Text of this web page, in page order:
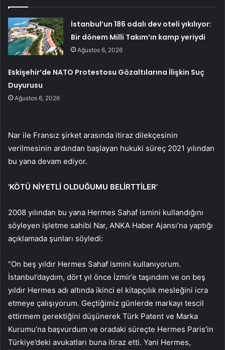
İstanbul’un 186 odalı dev oteli yıkılıyor:
Bir dönem Milli Takım’ın kamp yeriydi
Ağustos 6, 2026
Eskişehir’de NATO Protestosu Gözaltılarına İlişkin Suç
Duyurusu
Ağustos 6, 2026
Nar ile Fransız şirket arasında itiraz dilekçesinin
verilmesinin ardından başlayan hukuki süreç 2021 yılından
bu yana devam ediyor.
‘KÖTÜ NİYETLİ OLDUĞUMU BELİRTTİLER’
2008 yılından bu yana Hermes Sahaf ismini kullandığını
söyleyen işletme sahibi Nar, ANKA Haber Ajansı’na yaptığı
açıklamada şunları söyledi:
“On beş yıldır Hermes Sahaf ismini kullanıyorum.
İstanbul’daydım, dört yıl önce İzmir’e taşındım ve on beş
yıldır Hermes adı altında ikinci el kitapçılık mesleğini icra
etmeye çalışıyorum. Geçtiğimiz günlerde markayı tescil
ettirmem gerektiğini düşünerek Türk Patent ve Marka
Kurumu’na başvurdum ve oradaki süreçte Hermes Paris’in
Türkiye’deki avukatları buna itiraz etti. Yani Hermes,